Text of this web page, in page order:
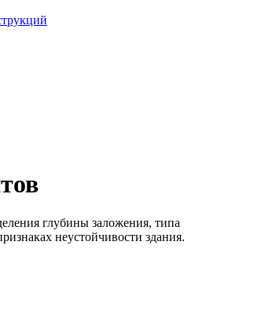
глубины заложения, типа
неустойчивости здания.